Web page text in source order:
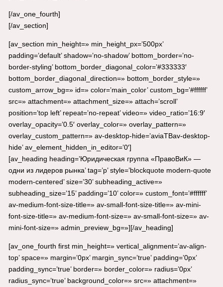
[/av_one_fourth]
[/av_section]
[av_section min_height=» min_height_px=’500px’
padding=’default’ shadow=’no-shadow’ bottom_border=’no-
border-styling’ bottom_border_diagonal_color=’#333333′
bottom_border_diagonal_direction=» bottom_border_style=»
custom_arrow_bg=» id=» color=’main_color’ custom_bg=’#ffffff’
src=» attachment=» attachment_size=» attach=’scroll’
position=’top left’ repeat=’no-repeat’ video=» video_ratio=’16:9′
overlay_opacity=’0.5′ overlay_color=» overlay_pattern=»
overlay_custom_pattern=» av-desktop-hide=’aviaTBav-desktop-
hide’ av_element_hidden_in_editor=’0′]
[av_heading heading=’Юридическая группа «ПравоВиК» —
одни из лидеров рынка’ tag=’p’ style=’blockquote modern-quote
modern-centered’ size=’30’ subheading_active=»
subheading_size=’15’ padding=’10’ color=» custom_font=’#ffffff’
av-medium-font-size-title=» av-small-font-size-title=» av-mini-
font-size-title=» av-medium-font-size=» av-small-font-size=» av-
mini-font-size=» admin_preview_bg=»][/av_heading]
[av_one_fourth first min_height=» vertical_alignment=’av-align-
top’ space=» margin=’0px’ margin_sync=’true’ padding=’0px’
padding_sync=’true’ border=» border_color=» radius=’0px’
radius_sync=’true’ background_color=» src=» attachment=»